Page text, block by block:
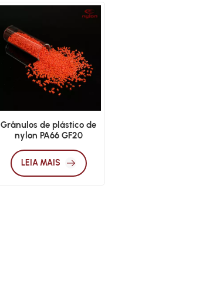
Grânulos de plástico de
nylon PA66 GF20
fibra de vidro
LEIA MAIS